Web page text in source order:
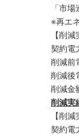
「市
※再エ
【削
契約
削減前
削減後
削減
削減実
【削
契約